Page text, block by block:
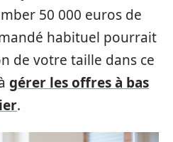
50 000 euros de
habituel pourrait
de votre taille dans ce
gérer les offres à bas
.